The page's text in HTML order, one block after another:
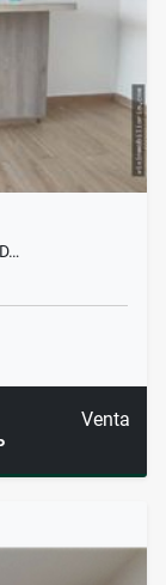
Venta